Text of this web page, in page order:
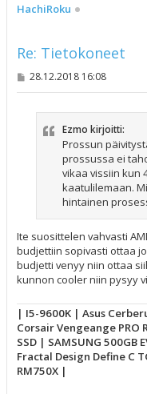
HachiRoku
Re: Tietokoneet
V28.12.2018 16:08
Ezmo kirjoitti:
Prossun
prossussa ei
vikaa vissiin kun
kaatulilemaan.
hintainen
Ite suosittelen vahvasti
budjettiin sopivasti ottaa
budjetti venyy niin ottaa
kunnon cooler niin pysyy
| I5-9600K | Asus
Corsair Vengeange PRO
SSD | SAMSUNG 500GB
Fractal Design Define C
RM750X |